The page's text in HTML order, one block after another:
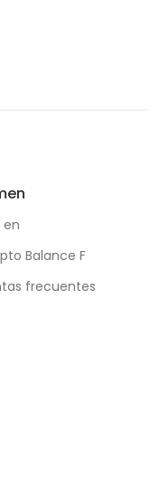
en
Balance F
frecuentes